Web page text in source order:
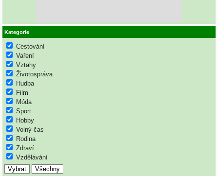
Kategorie
Cestování
Vaření
Vztahy
Životospráva
Hudba
Film
Móda
Sport
Hobby
Volný čas
Rodina
Zdraví
Vzdělávání